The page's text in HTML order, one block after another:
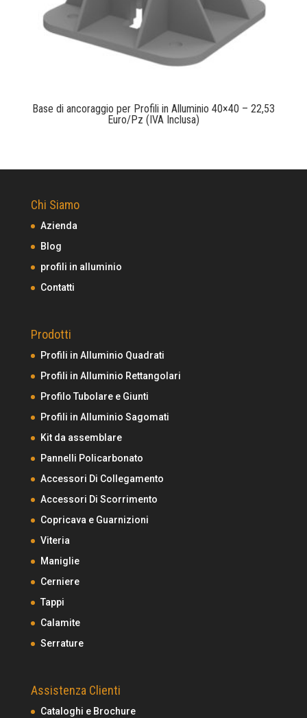
Base di ancoraggio per Profili in Alluminio 40×40 – 22,53
Euro/Pz (IVA Inclusa)
Chi Siamo
Azienda
Blog
profili in alluminio
Contatti
Prodotti
Profili in Alluminio Quadrati
Profili in Alluminio Rettangolari
Profilo Tubolare e Giunti
Profili in Alluminio Sagomati
Kit da assemblare
Pannelli Policarbonato
Accessori Di Collegamento
Accessori Di Scorrimento
Copricava e Guarnizioni
Viteria
Maniglie
Cerniere
Tappi
Calamite
Serrature
Assistenza Clienti
Cataloghi e Brochure